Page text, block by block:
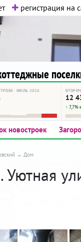
регистрация на
Удачи!
· ИЮЛЬ 2026
12
↑ 7,7%
новостроек
Дом